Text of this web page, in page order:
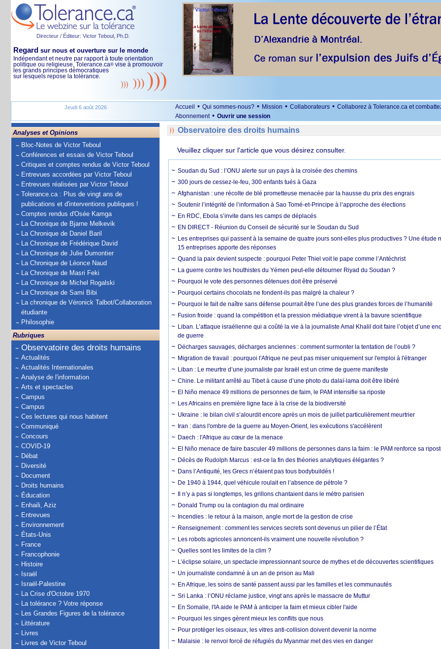
Directeur / Éditeur: Victor Teboul, Ph.D.
Regard sur nous et ouverture sur le monde
Indépendant et neutre par rapport à toute orientation
politique ou religieuse, Tolerance.ca® vise à promouvoir
les grands principes démocratiques
sur lesquels repose la tolérance.
Jeudi 6 août 2026 Accueil • Qui sommes-nous? • Mission • Collaborateurs • Collaborez à Tolerance.ca et
Abonnement • Ouvrir une session
Analyses et Opinions
Bloc-Notes de Victor Teboul
Conférences et essais de Victor Teboul
Critiques et comptes rendus de Victor Teboul
Entrevues accordées par Victor Teboul
Entrevues réalisées par Victor Teboul
Tolerance.ca : Plus de vingt ans de
publications et d'interventions publiques !
Comptes rendus d'Osée Kamga
La Chronique de Bjarne Melkevik
La Chronique de Daniel Baril
La Chronique de Frédérique David
La Chronique de Julie Dumontier
La Chronique de Léonce Naud
La Chronique de Masri Feki
La Chronique de Michel Rogalski
La Chronique de Sami Bibi
La chronique de Véronick Talbot/Collaboration
étudiante
Philosophie
Rubriques
Observatoire des droits humains
Actualités
Actualités Internationales
Analyse de l'information
Arts et spectacles
Campus
Campus
Ces lectures qui nous habitent
Communiqué
Concours
COVID-19
Débat
Diversité
Document
Droits humains
Éducation
Enhaili, Aziz
Entrevues
Environnement
États-Unis
France
Francophonie
Histoire
Israël
Israël-Palestine
La Crise d'Octobre 1970
La tolérance ? Votre réponse
Les Grandes Figures de la tolérance
Littérature
Livres
Livres de Victor Teboul
Observatoire des droits humains
Veuillez cliquer sur l'article que vous désirez consulter.
Soudan du Sud : l’ONU alerte sur un pays à la croisée des chemins
300 jours de cessez-le-feu, 300 enfants tués à Gaza
Afghanistan : une récolte de blé prometteuse menacée par la hausse du prix des engrais
Soutenir l’intégrité de l’information à Sao Tomé-et-Principe à l’approche des élections
En RDC, Ebola s’invite dans les camps de déplacés
EN DIRECT - Réunion du Conseil de sécurité sur le Soudan du Sud
Les entreprises qui passent à la semaine de quatre jours sont-elles plus productives ? Une étude
15 entreprises apporte des réponses
Quand la paix devient suspecte : pourquoi Peter Thiel voit le pape comme l’Antéchrist
La guerre contre les houthistes du Yémen peut-elle détourner Riyad du Soudan ?
Pourquoi le vote des personnes détenues doit être préservé
Pourquoi certains chocolats ne fondent-ils pas malgré la chaleur ?
Pourquoi le fait de naître sans défense pourrait être l’une des plus grandes forces de l’humanité
Fusion froide : quand la compétition et la pression médiatique virent à la bavure scientifique
Liban. L’attaque israélienne qui a coûté la vie à la journaliste Amal Khalil doit faire l’objet d’une
de guerre
Décharges sauvages, décharges anciennes : comment surmonter la tentation de l’oubli ?
Migration de travail : pourquoi l'Afrique ne peut pas miser uniquement sur l'emploi à l'étranger
Liban : Le meurtre d’une journaliste par Israël est un crime de guerre manifeste
Chine. Le militant arrêté au Tibet à cause d’une photo du dalaï-lama doit être libéré
El Niño menace 49 millions de personnes de faim, le PAM intensifie sa riposte
Les Africains en première ligne face à la crise de la biodiversité
Ukraine : le bilan civil s’alourdit encore après un mois de juillet particulièrement meurtrier
Iran : dans l'ombre de la guerre au Moyen-Orient, les exécutions s'accélèrent
Daech : l'Afrique au cœur de la menace
El Niño menace de faire basculer 49 millions de personnes dans la faim : le PAM renforce sa
Décès de Rudolph Marcus : est-ce la fin des théories analytiques élégantes ?
Dans l’Antiquité, les Grecs n’étaient pas tous bodybuildés !
De 1940 à 1944, quel véhicule roulait en l’absence de pétrole ?
Il n’y a pas si longtemps, les grillons chantaient dans le métro parisien
Donald Trump ou la contagion du mal ordinaire
Incendies : le retour à la maison, angle mort de la gestion de crise
Renseignement : comment les services secrets sont devenus un pilier de l’État
Les robots agricoles annoncent-ils vraiment une nouvelle révolution ?
Quelles sont les limites de la clim ?
L’éclipse solaire, un spectacle impressionnant source de mythes et de découvertes scientifiques
Un journaliste condamné à un an de prison au Mali
En Afrique, les soins de santé passent aussi par les familles et les communautés
Sri Lanka : l’ONU réclame justice, vingt ans après le massacre de Muttur
En Somalie, l'IA aide le PAM à anticiper la faim et mieux cibler l'aide
Pourquoi les singes gèrent mieux les conflits que nous
Pour protéger les oiseaux, les vitres anti-collision doivent devenir la norme
Malaisie : le renvoi forcé de réfugiés du Myanmar met des vies en danger